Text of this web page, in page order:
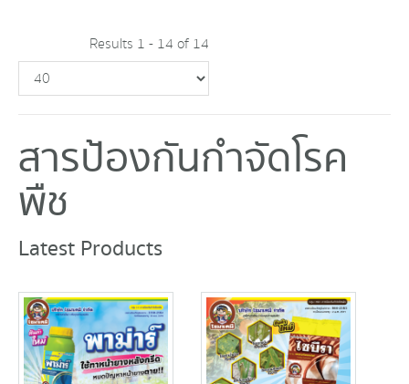
Results 1 - 14 of 14
สารป้องกันกำจัดโรค
พืช
Latest Products